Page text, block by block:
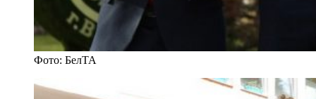
Фото: БелТА